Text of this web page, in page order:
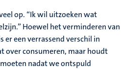
op. “Ik wil uitzoeken wat
Hoewel het verminderen van
een verrassend verschil in
over consumeren, maar houdt
nadat we ontspuld